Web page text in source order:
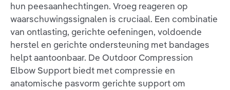
hun peesaanhechtingen. Vroeg reageren op
waarschuwingssignalen is cruciaal. Een combinatie
van ontlasting, gerichte oefeningen, voldoende
herstel en gerichte ondersteuning met bandages
helpt aantoonbaar. De Outdoor Compression
Elbow Support biedt met compressie en
anatomische pasvorm gerichte support om